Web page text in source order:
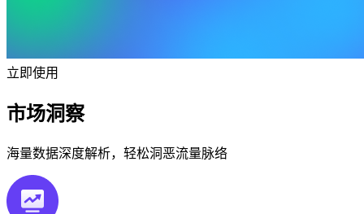
立即使用
市场洞察
海量数据深度解析，轻松洞恶流量脉络